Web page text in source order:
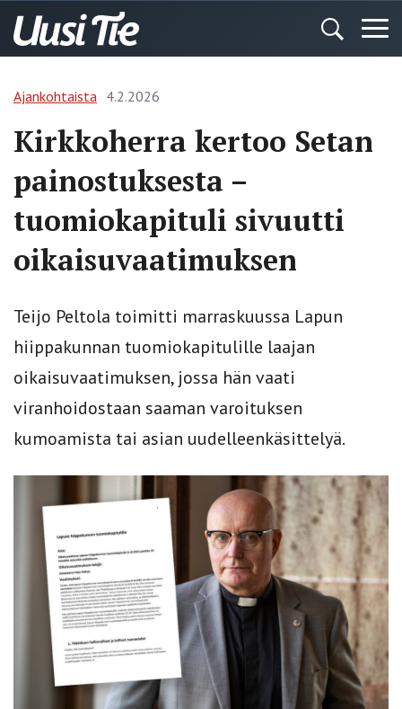
Ajankohtaista 4.2.2026
Kirkkoherra kertoo Setan
painostuksesta –
tuomiokapituli sivuutti
oikaisuvaatimuksen
Teijo Peltola toimitti marraskuussa Lapun
hiippakunnan tuomiokapitulille laajan
oikaisuvaatimuksen, jossa hän vaati
viranhoidostaan saaman varoituksen
kumoamista tai asian uudelleenkäsittelyä.